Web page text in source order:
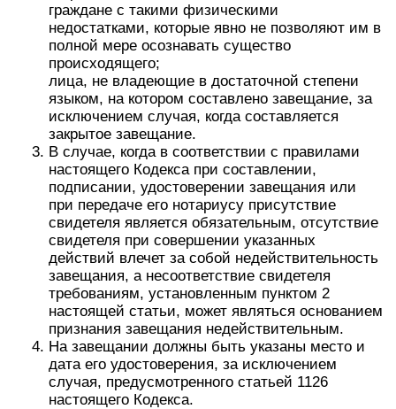
граждане с такими физическими
недостатками, которые явно не позволяют им в
полной мере осознавать существо
происходящего;
лица, не владеющие в достаточной степени
языком, на котором составлено завещание, за
исключением случая, когда составляется
закрытое завещание.
В случае, когда в соответствии с правилами
настоящего Кодекса при составлении,
подписании, удостоверении завещания или
при передаче его нотариусу присутствие
свидетеля является обязательным, отсутствие
свидетеля при совершении указанных
действий влечет за собой недействительность
завещания, а несоответствие свидетеля
требованиям, установленным пунктом 2
настоящей статьи, может являться основанием
признания завещания недействительным.
На завещании должны быть указаны место и
дата его удостоверения, за исключением
случая, предусмотренного статьей 1126
настоящего Кодекса.